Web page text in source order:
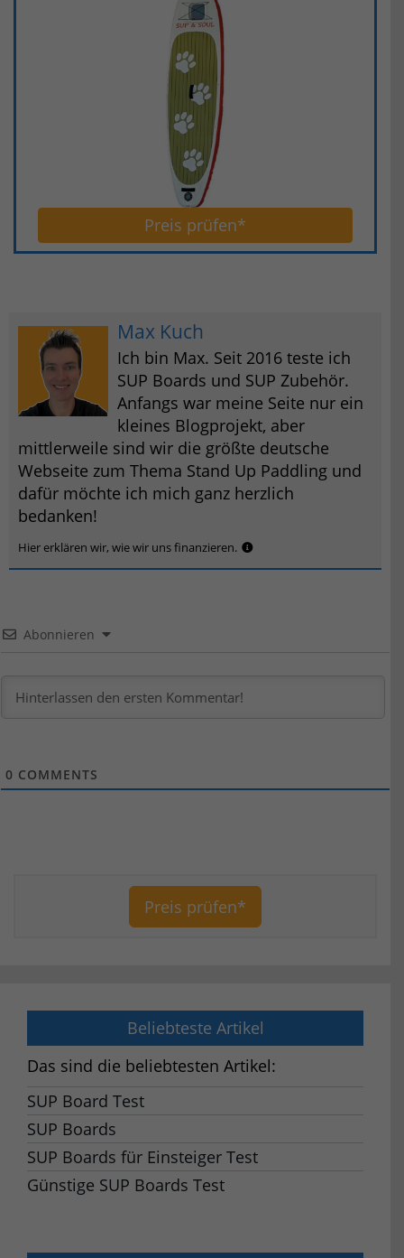
Preis prüfen*
Max Kuch
Ich bin Max. Seit 2016 teste ich
SUP Boards und SUP Zubehör.
Anfangs war meine Seite nur ein
kleines Blogprojekt, aber
mittlerweile sind wir die größte deutsche
Webseite zum Thema Stand Up Paddling und
dafür möchte ich mich ganz herzlich
bedanken!
Hier erklären wir, wie wir uns finanzieren.
Abonnieren
0 COMMENTS
Preis prüfen*
Beliebteste Artikel
Das sind die beliebtesten Artikel:
SUP Board Test
SUP Boards
SUP Boards für Einsteiger Test
Günstige SUP Boards Test